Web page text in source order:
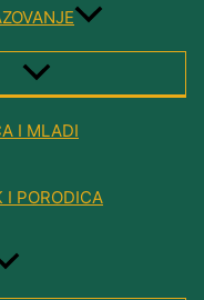
MENU
TOGGLE
I MLADI
I PORODICA